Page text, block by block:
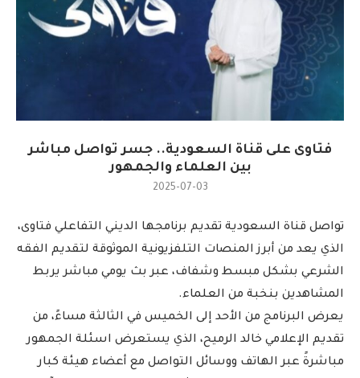
فتاوى على قناة السعودية.. جسر تواصل مباشر
بين العلماء والجمهور
2025-07-03
تواصل قناة السعودية تقديم برنامجها الديني التفاعلي فتاوى،
الذي يعد من أبرز المنصات التلفزيونية الموثوقة لتقديم الفقه
الشرعي بشكل مبسط وشفاف، عبر بث يومي مباشر يربط
المشاهدين بنخبة من العلماء.
يعرض البرنامج من الأحد إلى الخميس في الثالثة مساءً، من
تقديم الإعلامي خالد الرميح، الذي يستعرض اسئلة الجمهور
مباشرةً عبر الهاتف ووسائل التواصل مع أعضاء هيئة كبار